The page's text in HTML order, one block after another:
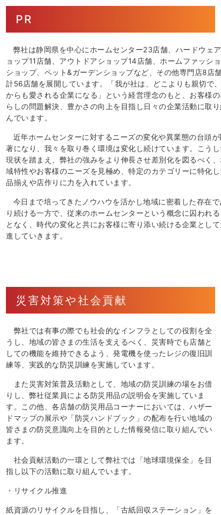
PR
弊社は静岡県を中心にホームセンター23店舗、ハードウェ
ョップ11店舗、アウトドアショップ14店舗、ホームファッシ
ショップ、ペット&ガーデンショップなど、その他専門店8店
計56店舗を展開しています。「我が社は、どこよりも親切で
からも愛される企業になる」という経営理念のもと、お客様
らしの問題解決、豊かさの向上を目指し日々の企業活動に取
んでいます。
近年ホームセンターに対するニーズの変化や異業態の台頭
著になり、我々を取り巻く環境は変化し続けています。こう
現状を踏まえ、弊社の強みをより伸長させ差別化を図るべく
域特性やお客様のニーズを見極め、特定のカテゴリーに特化
品揃えや店作りに力を入れています。
今日まで培ってきたノウハウを活かし地域に密着した存在
り続ける一方で、従来のホームセンターという概念に囚われ
となく、時代の変化と共にお客様に寄り添い続ける企業とし
進していきます。
災害対策や社会貢献
弊社では有事の際でも社会的なインフラとしての役割を全
うし、地域の皆さまの生活を支えるべく、災害時でも店舗と
しての機能を維持できるよう、発電機を使ったレジの復旧訓
練等、実践的な防災訓練を実施しています。
また災害対策普及活動として、地域の防災訓練の場をお借
りし、弊社従業員による防災用品の説明会を実施していま
す。この他、各店舗の防災用品コーナーにおいては、ハザー
ドマップの展示や「防災ハンドブック」の配布を行い地域の
皆さまの防災意識向上を目的とした情報発信に取り組んでい
ます。
社会貢献活動の一環として弊社では「地球環境保全」を目
指し以下の活動に取り組んでいます。
・リサイクル推進
紙資源のリサイクルを目指し、「古紙回収ステーション」を